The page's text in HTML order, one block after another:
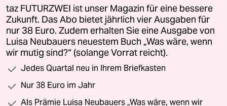
taz FUTURZWEI ist unser Magazin für eine bessere
Zukunft. Das Abo bietet jährlich vier Ausgaben für
nur 38 Euro. Zudem erhalten Sie eine Ausgabe von
Luisa Neubauers neuestem Buch „Was wäre, wenn
wir mutig sind?“ (solange Vorrat reicht).
Jedes Quartal neu in Ihrem Briefkasten
Nur 38 Euro im Jahr
Als Prämie Luisa Neubauers „Was wäre, wenn wir